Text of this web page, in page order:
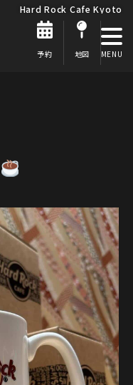
Hard Rock Cafe Kyoto
予約 地図